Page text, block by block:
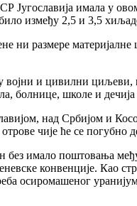
Југославија имала у
између 2,5 и 3,5
ни размере
војни и цивилни
болнице, школе и
над Србијом и
чије ће се
без имало поштовања
конвенције. Као
осиромашеног